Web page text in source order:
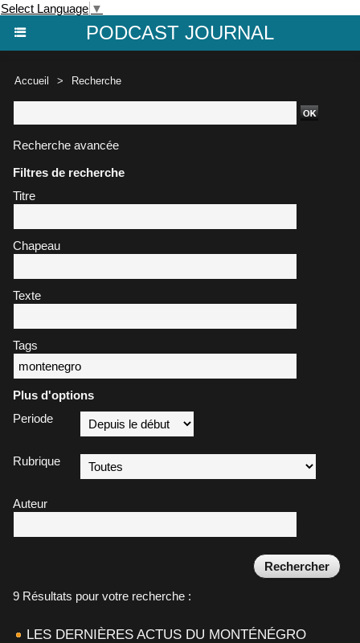
Select Language ▼
PODCAST JOURNAL
Accueil > Recherche
Recherche avancée
Filtres de recherche
Titre
Chapeau
Texte
Tags
Plus d'options
Periode
Rubrique
Auteur
9 Résultats pour votre recherche :
LES DERNIÈRES ACTUS DU MONTÉNÉGRO